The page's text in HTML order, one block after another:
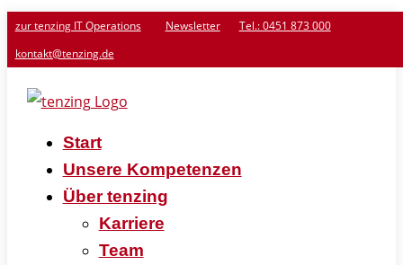
zur tenzing IT Operations Newsletter
Tel.: 0451 873 000
kontakt@tenzing.de
Start
Unsere Kompetenzen
Über tenzing
Karriere
Team